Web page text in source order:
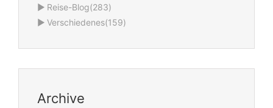
► Reise-Blog(283)
► Verschiedenes(159)
Archive